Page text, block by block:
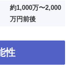
約1,000万〜2,000
万円前後
性